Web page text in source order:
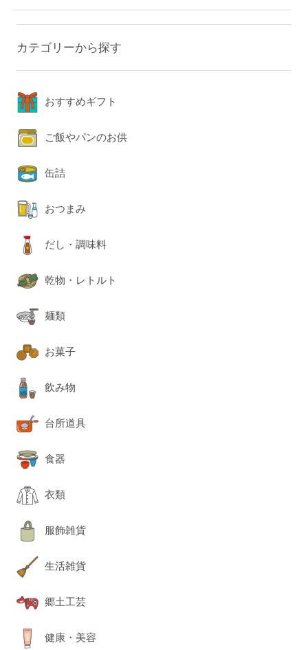
カテゴリーから探す
おすすめギフト
ご飯やパンのお供
缶詰
おつまみ
だし・調味料
乾物・レトルト
麺類
お菓子
飲み物
台所道具
食器
衣類
服飾雑貨
生活雑貨
郷土工芸
健康・美容